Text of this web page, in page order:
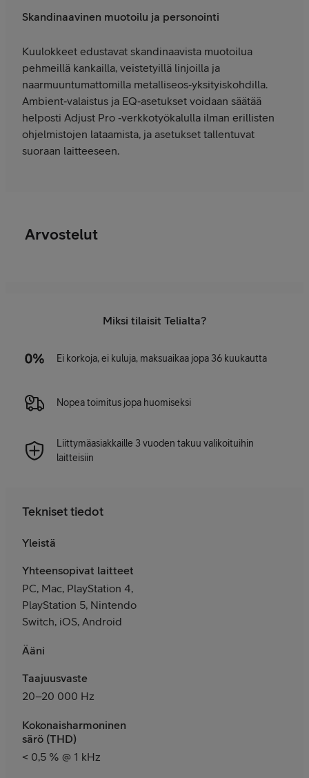
Skandinaavinen muotoilu ja personointi
Kuulokkeet edustavat skandinaavista muotoilua
pehmeillä kankailla, veistetyillä linjoilla ja
naarmuuntumattomilla metalliseos‑yksityiskohdilla.
Ambient‑valaistus ja EQ‑asetukset voidaan säätää
helposti Adjust Pro ‑verkkotyökalulla ilman erillisten
ohjelmistojen lataamista, ja asetukset tallentuvat
suoraan laitteeseen.
Arvostelut
Miksi tilaisit Telialta?
Ei korkoja, ei kuluja, maksuaikaa jopa 36 kuukautta
Nopea toimitus jopa huomiseksi
Liittymäasiakkaille 3 vuoden takuu valikoituihin
laitteisiin
Tekniset tiedot
Yleistä
Yhteensopivat laitteet
PC, Mac, PlayStation 4,
PlayStation 5, Nintendo
Switch, iOS, Android
Ääni
Taajuusvaste
20–20 000 Hz
Kokonaisharmoninen
särö (THD)
< 0,5 % @ 1 kHz